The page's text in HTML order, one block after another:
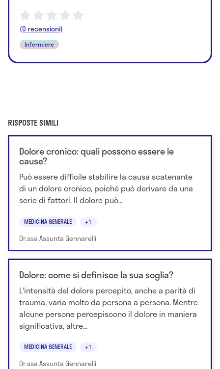
(0 recensioni)
Infermiere
RISPOSTE SIMILI
Dolore cronico: quali possono essere le
cause?
Può essere difficile stabilire la causa scatenante
di un dolore cronico, poiché può derivare da una
serie di fattori. Il dolore può...
MEDICINA GENERALE +1
Dr.ssa Assunta Gennarelli
Dolore: come si definisce la sua soglia?
L'intensità del dolore percepito, anche a parità di
trauma, varia molto da persona a persona. Mentre
alcune persone percepiscono il dolore in maniera
significativa, altre...
MEDICINA GENERALE +1
Dr.ssa Assunta Gennarelli